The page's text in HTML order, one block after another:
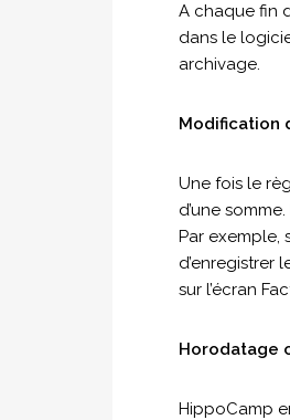
A chaque fin
dans le
archivage.
Modification
Une fois le
d’une
Par exemple,
d’enregistrer
sur l’écran
Horodatage
HippoCamp